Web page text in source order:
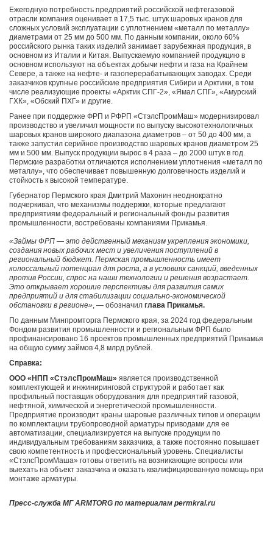
Ежегодную потребность предприятий российской нефтегазовой
отрасли компания оценивает в 17,5 тыс. штук шаровых кранов для
сложных условий эксплуатации с уплотнением «металл по металлу»
диаметрами от 25 мм до 500 мм. По данным компании, около 60%
российского рынка таких изделий занимает зарубежная продукция, в
основном из Италии и Китая. Выпускаемую компанией продукцию в
основном используют на объектах добычи нефти и газа на Крайнем
Севере, а также на нефте- и газоперерабатывающих заводах. Среди
заказчиков крупные российские предприятия Сибири и Арктики, в том
числе реализующие проекты «Арктик СПГ-2», «Ямал СПГ», «Амурский
ГХК», «Обский ПХГ» и другие.
Ранее при поддержке ФРП и РФРП «СтэлсПромМаш» модернизировал
производство и увеличил мощности по выпуску высокотехнологичных
шаровых кранов широкого диапазона диаметров – от 50 до 400 мм, а
также запустил серийное производство шаровых кранов диаметром 25
мм и 500 мм. Выпуск продукции вырос в 4 раза – до 2000 штук в год.
Пермские разработки отличаются исполнением уплотнения «металл по
металлу», что обеспечивает повышенную долговечность изделий и
стойкость к высокой температуре.
Губернатор Пермского края Дмитрий Махонин неоднократно
подчеркивал, что механизмы поддержки, которые предлагают
предприятиям федеральный и региональный фонды развития
промышленности, востребованы компаниями Прикамья.
«Займы ФРП — это действенный механизм укрепления экономики,
создания новых рабочих мест и увеличения поступлений в
региональный бюджет. Пермская промышленность имеет
колоссальный потенциал для роста, а в условиях санкций, введенных
против России, спрос на наши технологии и решения возрастает.
Это открывает хорошие перспективы для развития самих
предприятий и для стабилизации социально-экономической
обстановки в регионе», — обозначил глава Прикамья.
По данным Минпромторга Пермского края, за 2024 год федеральным
Фондом развития промышленности и региональным ФРП было
профинансировано 16 проектов промышленных предприятий Прикамья
на общую сумму займов 4,8 млрд рублей.
Справка:
ООО «НПП «СтэлсПромМаш» является производственной
комплектующей и инжиниринговой структурой и работает как
профильный поставщик оборудования для предприятий газовой,
нефтяной, химической и энергетической промышленности.
Предприятие производит краны шаровые различных типов и операции
по комплектации трубопроводной арматуры приводами для ее
автоматизации, специализируется на выпуске продукции по
индивидуальным требованиям заказчика, а также постоянно повышает
свою компетентность и профессиональный уровень. Специалисты
«СтэлсПромМаша» готовы ответить на возникающие вопросы или
выехать на объект заказчика и оказать квалифицированную помощь при
монтаже арматуры.
Пресс-служба МГ ARMTORG по материалам permkrai.ru